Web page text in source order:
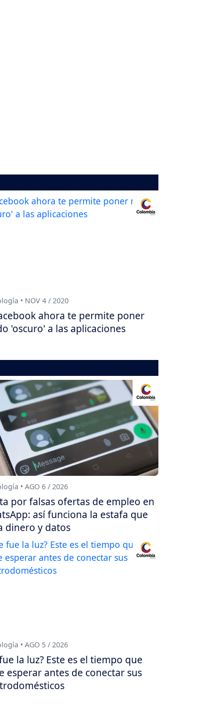
• NOV 4 / 2020
ahora te permite poner
'oscuro' a las aplicaciones
• AGO 6 / 2026
por falsas ofertas de empleo en
así funciona la estafa que
dinero y datos
• AGO 5 / 2026
la luz? Este es el tiempo que
esperar antes de conectar sus